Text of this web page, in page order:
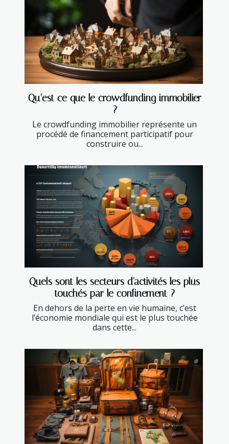
Qu’est ce que le crowdfunding immobilier
?
Le crowdfunding immobilier représente un
procédé de financement participatif pour
construire ou...
Quels sont les secteurs d'activités les plus
touchés par le confinement ?
En dehors de la perte en vie humaine, c’est
l’économie mondiale qui est le plus touchée
dans cette...